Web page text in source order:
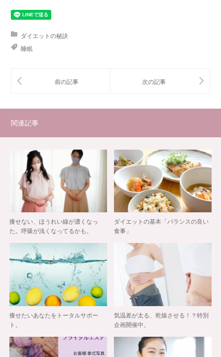
ダイエットの秘訣
睡眠
関連記事
痩せない、ほうれい線が濃くなっ
た。呼吸が浅くなってるかも。
ダイエットの基本「バランスの良い
食事」
痩せたいあなたをトータルサポー
ト。
気温差が太る、乾燥させる！？特別
企画開催中。